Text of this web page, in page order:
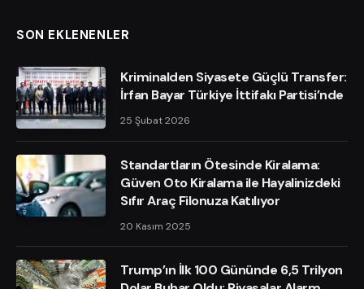
SON EKLENENLER
Kriminalden Siyasete Güçlü Transfer:
İrfan Bayar Türkiye İttifakı Partisi’nde
25 Şubat 2026
Standartların Ötesinde Kiralama:
Güven Oto Kiralama ile Hayalinizdeki
Sıfır Araç Filonuza Katılıyor
20 Kasım 2025
Trump’ın İlk 100 Gününde 6,5 Trilyon